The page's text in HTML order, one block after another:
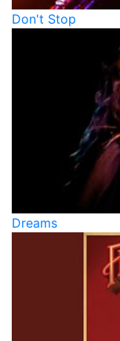
Don't Stop
Dreams